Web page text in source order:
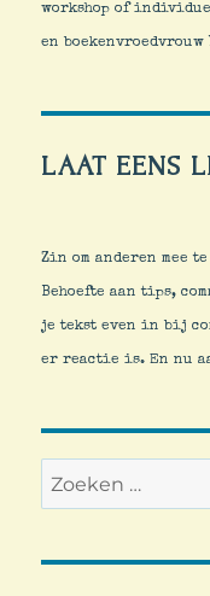
workshop of
en boekenvroedvrouw
LAAT EENS
Zin om anderen mee
Behoefte aan tips,
je tekst even in bij
er reactie is. En nu
Zoeken
naar: